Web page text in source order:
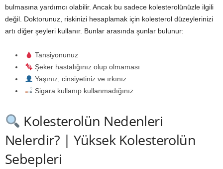
bulmasına yardımcı olabilir. Ancak bu sadece kolesterolünüzle ilgili
değil. Doktorunuz, riskinizi hesaplamak için kolesterol düzeylerinizi
artı diğer şeyleri kullanır. Bunlar arasında şunlar bulunur:
Tansiyonunuz
Şeker hastalığınız olup olmaması
Yaşınız, cinsiyetiniz ve ırkınız
Sigara kullanıp kullanmadığınız
Kolesterolün Nedenleri
Nelerdir? | Yüksek Kolesterolün
Sebepleri